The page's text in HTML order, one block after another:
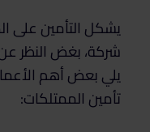
يشكل التأمين على
شركة، بغض النظر
يلي بعض أهم
تأمين الممتلكات: